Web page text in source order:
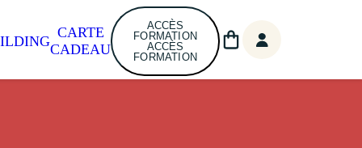
CARTE
CADEAU
ACCÈS
FORMATION
ACCÈS
FORMATION